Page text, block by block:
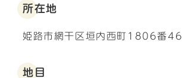
所在地
姫路市網干区垣内西町1806番46
地目